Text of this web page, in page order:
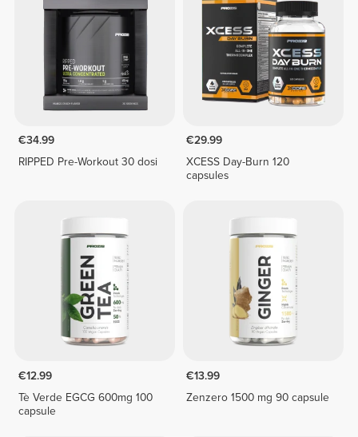
€34.99
RIPPED Pre-Workout 30 dosi
€29.99
XCESS Day-Burn 120
capsules
€12.99
Tè Verde EGCG 600mg 100
capsule
€13.99
Zenzero 1500 mg 90 capsule